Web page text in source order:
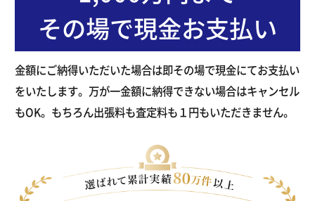
その場で現金お支払い
金額にご納得いただいた場合は即その場で現金にてお支払い
をいたします。万が一金額に納得できない場合はキャンセル
もOK。もちろん出張料も査定料も１円もいただきません。